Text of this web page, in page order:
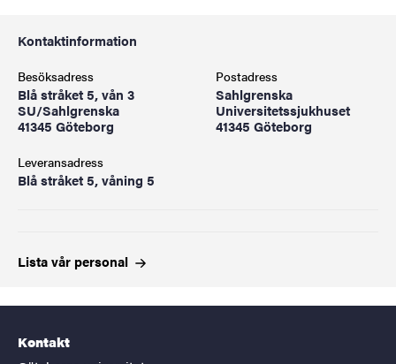
Kontaktinformation
Besöksadress
Blå stråket 5, vån 3
SU/Sahlgrenska
41345 Göteborg
Postadress
Sahlgrenska
Universitetssjukhuset
41345 Göteborg
Leveransadress
Blå stråket 5, våning 5
Lista vår personal
Kontakt